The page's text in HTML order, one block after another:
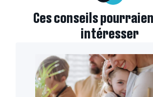
Ces conseils
intéresser